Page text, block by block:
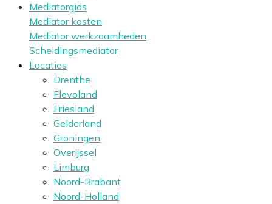
Mediatorgids
Mediator kosten
Mediator werkzaamheden
Scheidingsmediator
Locaties
Drenthe
Flevoland
Friesland
Gelderland
Groningen
Overijssel
Limburg
Noord-Brabant
Noord-Holland